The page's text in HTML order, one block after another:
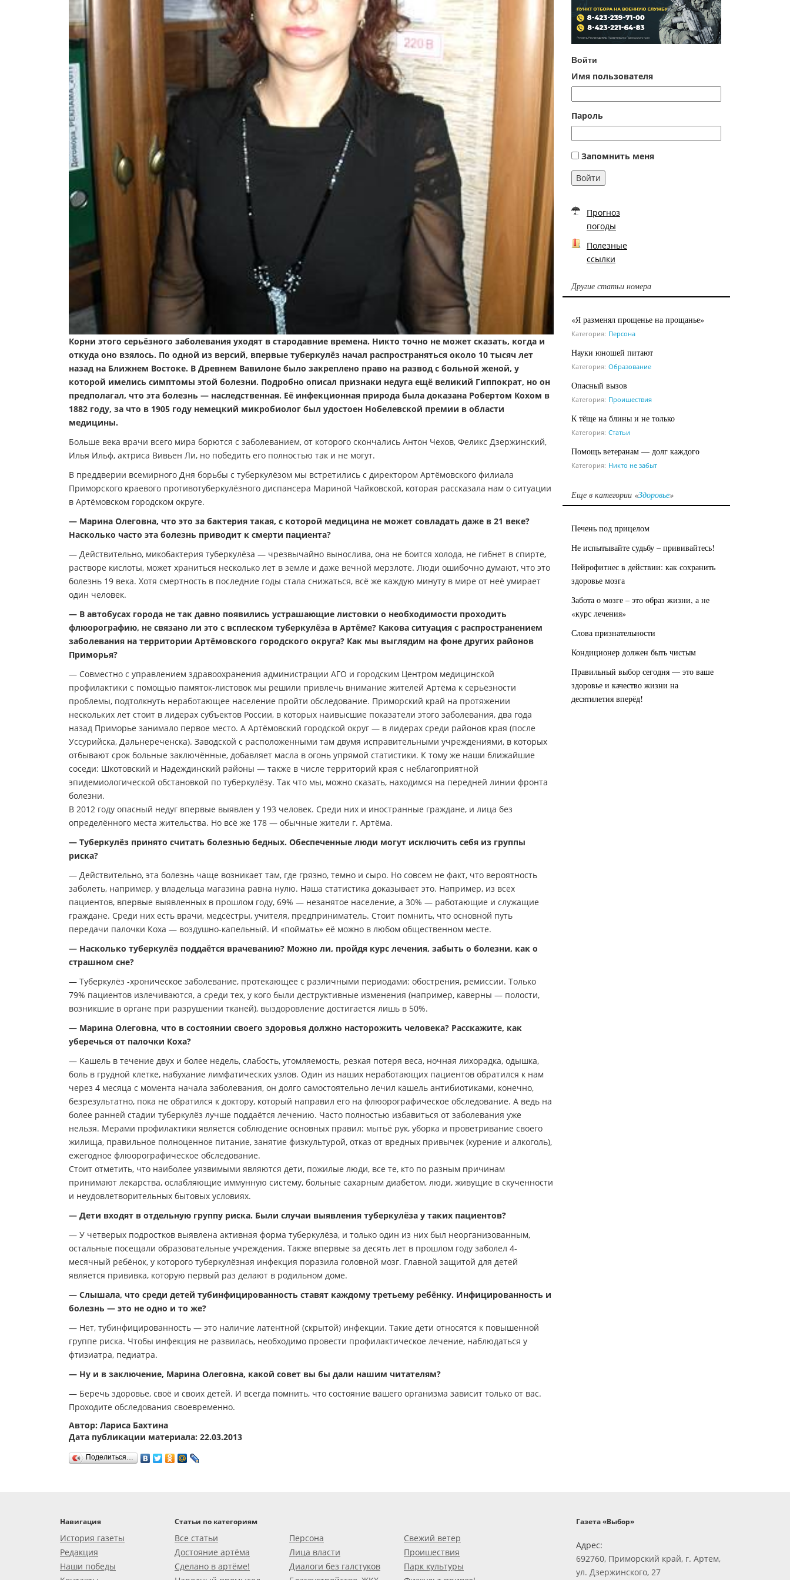
Корни этого серьёзного заболевания уходят в стародавние времена. Никто точно не может сказать, когда и
откуда оно взялось. По одной из версий, впервые туберкулёз начал распространяться около 10 тысяч лет
назад на Ближнем Востоке. В Древнем Вавилоне было закреплено право на развод с больной женой, у
которой имелись симптомы этой болезни. Подробно описал признаки недуга ещё великий Гиппократ, но он
предполагал, что эта болезнь — наследственная. Её инфекционная природа была доказана Робертом Кохом в
1882 году, за что в 1905 году немецкий микробиолог был удостоен Нобелевской премии в области
медицины.
Больше века врачи всего мира борются с заболеванием, от которого скончались Антон Чехов, Феликс Дзержинский,
Илья Ильф, актриса Вивьен Ли, но победить его полностью так и не могут.
В преддверии всемирного Дня борьбы с туберкулёзом мы встретились с директором Артёмовского филиала
Приморского краевого противотуберкулёзного диспансера Мариной Чайковской, которая рассказала нам о ситуации
в Артёмовском городском округе.
— Марина Олеговна, что это за бактерия такая, с которой медицина не может совладать даже в 21 веке?
Насколько часто эта болезнь приводит к смерти пациента?
— Действительно, микобактерия туберкулёза — чрезвычайно вынослива, она не боится холода, не гибнет в спирте,
растворе кислоты, может храниться несколько лет в земле и даже вечной мерзлоте. Люди ошибочно думают, что это
болезнь 19 века. Хотя смертность в последние годы стала снижаться, всё же каждую минуту в мире от неё умирает
один человек.
— В автобусах города не так давно появились устрашающие листовки о необходимости проходить
флюорографию, не связано ли это с всплеском туберкулёза в Артёме? Какова ситуация с распространением
заболевания на территории Артёмовского городского округа? Как мы выглядим на фоне других районов
Приморья?
— Совместно с управлением здравоохранения администрации АГО и городским Центром медицинской
профилактики с помощью памяток-листовок мы решили привлечь внимание жителей Артёма к серьёзности
проблемы, подтолкнуть неработающее население пройти обследование. Приморский край на протяжении
нескольких лет стоит в лидерах субъектов России, в которых наивысшие показатели этого заболевания, два года
назад Приморье занимало первое место. А Артёмовский городской округ — в лидерах среди районов края (после
Уссурийска, Дальнереченска). Заводской с расположенными там двумя исправительными учреждениями, в которых
отбывают срок больные заключённые, добавляет масла в огонь упрямой статистики. К тому же наши ближайшие
соседи: Шкотовский и Надеждинский районы — также в числе территорий края с неблагоприятной
эпидемиологической обстановкой по туберкулёзу. Так что мы, можно сказать, находимся на передней линии фронта
болезни.
В 2012 году опасный недуг впервые выявлен у 193 человек. Среди них и иностранные граждане, и лица без
определённого места жительства. Но всё же 178 — обычные жители г. Артёма.
— Туберкулёз принято считать болезнью бедных. Обеспеченные люди могут исключить себя из группы
риска?
— Действительно, эта болезнь чаще возникает там, где грязно, темно и сыро. Но совсем не факт, что вероятность
заболеть, например, у владельца магазина равна нулю. Наша статистика доказывает это. Например, из всех
пациентов, впервые выявленных в прошлом году, 69% — незанятое население, а 30% — работающие и служащие
граждане. Среди них есть врачи, медсёстры, учителя, предприниматель. Стоит помнить, что основной путь
передачи палочки Коха — воздушно-капельный. И «поймать» её можно в любом общественном месте.
— Насколько туберкулёз поддаётся врачеванию? Можно ли, пройдя курс лечения, забыть о болезни, как о
страшном сне?
— Туберкулёз -хроническое заболевание, протекающее с различными периодами: обострения, ремиссии. Только
79% пациентов излечиваются, а среди тех, у кого были деструктивные изменения (например, каверны — полости,
возникшие в органе при разрушении тканей), выздоровление достигается лишь в 50%.
— Марина Олеговна, что в состоянии своего здоровья должно насторожить человека? Расскажите, как
уберечься от палочки Коха?
— Кашель в течение двух и более недель, слабость, утомляемость, резкая потеря веса, ночная лихорадка, одышка,
боль в грудной клетке, набухание лимфатических узлов. Один из наших неработающих пациентов обратился к нам
через 4 месяца с момента начала заболевания, он долго самостоятельно лечил кашель антибиотиками, конечно,
безрезультатно, пока не обратился к доктору, который направил его на флюорографическое обследование. А ведь на
более ранней стадии туберкулёз лучше поддаётся лечению. Часто полностью избавиться от заболевания уже
нельзя. Мерами профилактики является соблюдение основных правил: мытьё рук, уборка и проветривание своего
жилища, правильное полноценное питание, занятие физкультурой, отказ от вредных привычек (курение и алкоголь),
ежегодное флюорографическое обследование.
Стоит отметить, что наиболее уязвимыми являются дети, пожилые люди, все те, кто по разным причинам
принимают лекарства, ослабляющие иммунную систему, больные сахарным диабетом, люди, живущие в скученности
и неудовлетворительных бытовых условиях.
— Дети входят в отдельную группу риска. Были случаи выявления туберкулёза у таких пациентов?
— У четверых подростков выявлена активная форма туберкулёза, и только один из них был неорганизованным,
остальные посещали образовательные учреждения. Также впервые за десять лет в прошлом году заболел 4-
месячный ребёнок, у которого туберкулёзная инфекция поразила головной мозг. Главной защитой для детей
является прививка, которую первый раз делают в родильном доме.
— Слышала, что среди детей тубинфицированность ставят каждому третьему ребёнку. Инфицированность и
болезнь — это не одно и то же?
— Нет, тубинфицированность — это наличие латентной (скрытой) инфекции. Такие дети относятся к повышенной
группе риска. Чтобы инфекция не развилась, необходимо провести профилактическое лечение, наблюдаться у
фтизиатра, педиатра.
— Ну и в заключение, Марина Олеговна, какой совет вы бы дали нашим читателям?
— Беречь здоровье, своё и своих детей. И всегда помнить, что состояние вашего организма зависит только от вас.
Проходите обследования своевременно.
Автор: Лариса Бахтина
Дата публикации материала: 22.03.2013
Поделиться…
Войти
Имя пользователя
Пароль
Запомнить меня
Войти
Прогноз
погоды
Полезные
ссылки
Другие статьи номера
«Я разменял прощенье на прощанье»
Категория: Персона
Науки юношей питают
Категория: Образование
Опасный вызов
Категория: Проишествия
К тёще на блины и не только
Категория: Статьи
Помощь ветеранам — долг каждого
Категория: Никто не забыт
Еще в категории «Здоровье»
Печень под прицелом
Не испытывайте судьбу – прививайтесь!
Нейрофитнес в действии: как сохранить
здоровье мозга
Забота о мозге – это образ жизни, а не
«курс лечения»
Слова признательности
Кондиционер должен быть чистым
Правильный выбор сегодня — это ваше
здоровье и качество жизни на
десятилетия вперёд!
Навигация
История газеты
Редакция
Наши победы
Статьи по категориям
Все статьи
Достояние артёма
Сделано в артёме!
Персона
Лица власти
Диалоги без галстуков
Свежий ветер
Проишествия
Парк культуры
Газета «Выбор»
Адрес:
692760, Приморский край, г. Артем,
ул. Дзержинского, 27